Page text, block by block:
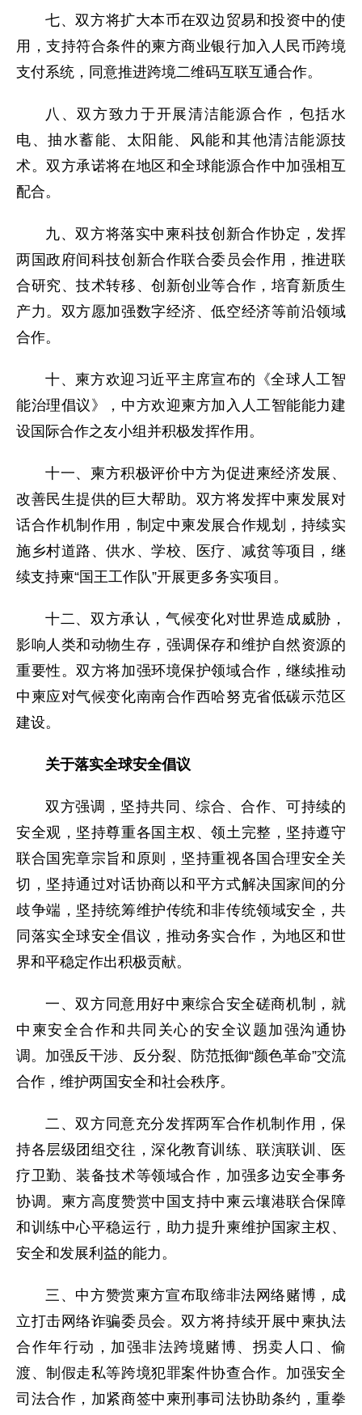
七、双方将扩大本币在双边贸易和投资中的使
用，支持符合条件的柬方商业银行加入人民币跨境
支付系统，同意推进跨境二维码互联互通合作。
八、双方致力于开展清洁能源合作，包括水
电、抽水蓄能、太阳能、风能和其他清洁能源技
术。双方承诺将在地区和全球能源合作中加强相互
配合。
九、双方将落实中柬科技创新合作协定，发挥
两国政府间科技创新合作联合委员会作用，推进联
合研究、技术转移、创新创业等合作，培育新质生
产力。双方愿加强数字经济、低空经济等前沿领域
合作。
十、柬方欢迎习近平主席宣布的《全球人工智
能治理倡议》，中方欢迎柬方加入人工智能能力建
设国际合作之友小组并积极发挥作用。
十一、柬方积极评价中方为促进柬经济发展、
改善民生提供的巨大帮助。双方将发挥中柬发展对
话合作机制作用，制定中柬发展合作规划，持续实
施乡村道路、供水、学校、医疗、减贫等项目，继
续支持柬“国王工作队”开展更多务实项目。
十二、双方承认，气候变化对世界造成威胁，
影响人类和动物生存，强调保存和维护自然资源的
重要性。双方将加强环境保护领域合作，继续推动
中柬应对气候变化南南合作西哈努克省低碳示范区
建设。
关于落实全球安全倡议
双方强调，坚持共同、综合、合作、可持续的
安全观，坚持尊重各国主权、领土完整，坚持遵守
联合国宪章宗旨和原则，坚持重视各国合理安全关
切，坚持通过对话协商以和平方式解决国家间的分
歧争端，坚持统筹维护传统和非传统领域安全，共
同落实全球安全倡议，推动务实合作，为地区和世
界和平稳定作出积极贡献。
一、双方同意用好中柬综合安全磋商机制，就
中柬安全合作和共同关心的安全议题加强沟通协
调。加强反干涉、反分裂、防范抵御“颜色革命”交流
合作，维护两国安全和社会秩序。
二、双方同意充分发挥两军合作机制作用，保
持各层级团组交往，深化教育训练、联演联训、医
疗卫勤、装备技术等领域合作，加强多边安全事务
协调。柬方高度赞赏中国支持中柬云壤港联合保障
和训练中心平稳运行，助力提升柬维护国家主权、
安全和发展利益的能力。
三、中方赞赏柬方宣布取缔非法网络赌博，成
立打击网络诈骗委员会。双方将持续开展中柬执法
合作年行动，加强非法跨境赌博、拐卖人口、偷
渡、制假走私等跨境犯罪案件协查合作。加强安全
司法合作，加紧商签中柬刑事司法协助条约，重拳